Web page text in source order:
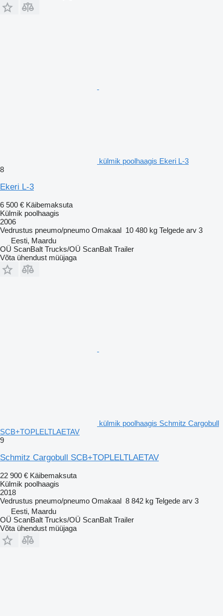
külmik poolhaagis Ekeri L-3
8
Ekeri L-3
6 500 € Käibemaksuta
Külmik poolhaagis
2006
Vedrustus pneumo/pneumo Omakaal 10 480 kg Telgede arv 3
Eesti, Maardu
OÜ ScanBalt Trucks/OÜ ScanBalt Trailer
Võta ühendust müüjaga
külmik poolhaagis Schmitz Cargobull
SCB+TOPLELTLAETAV
9
Schmitz Cargobull SCB+TOPLELTLAETAV
22 900 € Käibemaksuta
Külmik poolhaagis
2018
Vedrustus pneumo/pneumo Omakaal 8 842 kg Telgede arv 3
Eesti, Maardu
OÜ ScanBalt Trucks/OÜ ScanBalt Trailer
Võta ühendust müüjaga